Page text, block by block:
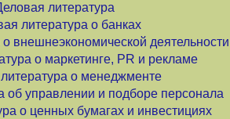
литература
литература о банках
внешнеэкономической деятельности
о маркетинге, PR и рекламе
о менеджменте
об управлении и подборе персонала
о ценных бумагах и инвестициях